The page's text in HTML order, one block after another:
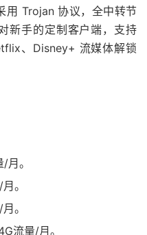
用 Trojan 协议，全中转节
新手的定制客户端，支持
、Disney+ 流媒体解锁
。
。
。
流量/月。